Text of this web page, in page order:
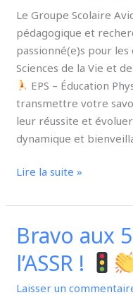
Le Groupe Scolaire
pédagogique et
passionné(e)s pour les
Sciences de la Vie et
EPS – Éducation
transmettre votre
leur réussite et
dynamique et
Lire la suite »
Bravo aux
l’ASSR !
Laisser un
Bravo
aux
5e
qui